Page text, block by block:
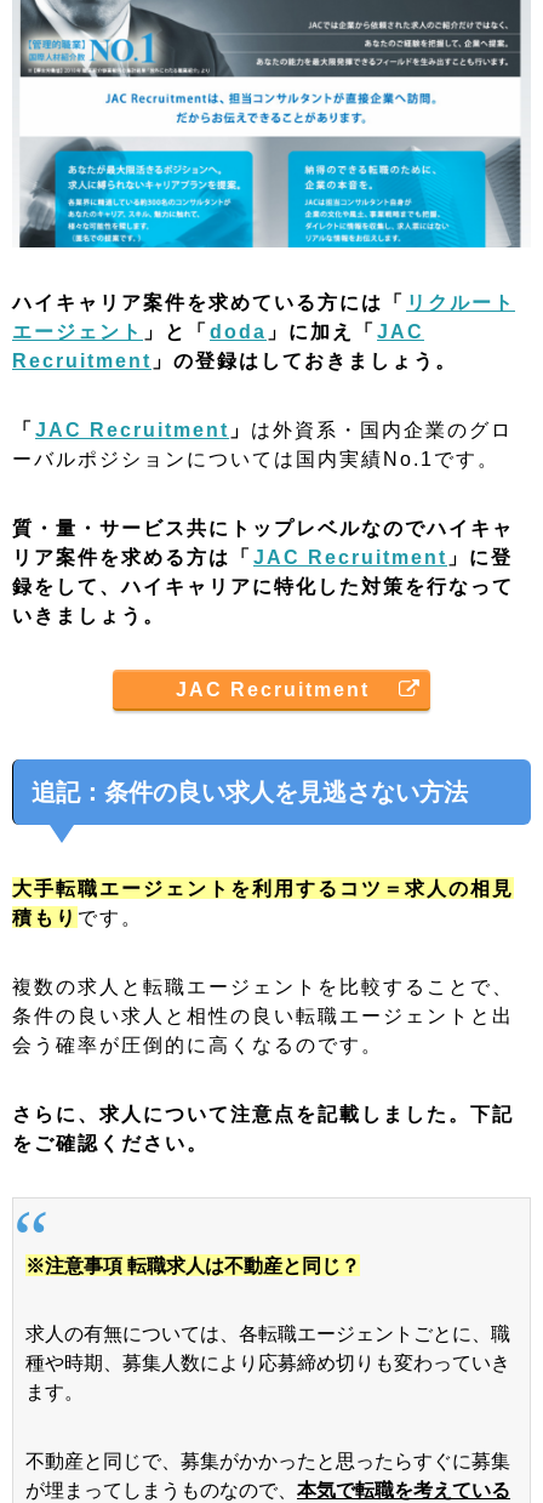
ハイキャリア案件を求めている方には「 リクルート
エージェント 」と「 doda 」に加え「 JAC
Recruitment 」の登録はしておきましょう。
「 JAC Recruitment 」 は外資系・国内企業のグロ
ーバルポジションについては国内実績No.1です。
質・量・サービス共にトップレベルなのでハイキャ
リア案件を求める方は「 JAC Recruitment 」に登
録をして、ハイキャリアに特化した対策を行なって
いきましょう。
JAC Recruitment
追記：条件の良い求人を見逃さない方法
大手転職エージェントを利用するコツ＝求人の相見
積もり です。
複数の求人と転職エージェントを比較することで、
条件の良い求人と相性の良い転職エージェントと出
会う確率が圧倒的に高くなるのです。
さらに、求人について注意点を記載しました。下記
をご確認ください。
※注意事項 転職求人は不動産と同じ？
求人の有無については、各転職エージェントごとに、職
種や時期、募集人数により応募締め切りも変わっていき
ます。
不動産と同じで、募集がかかったと思ったらすぐに募集
が埋まってしまうものなので、 本気で転職を考えている